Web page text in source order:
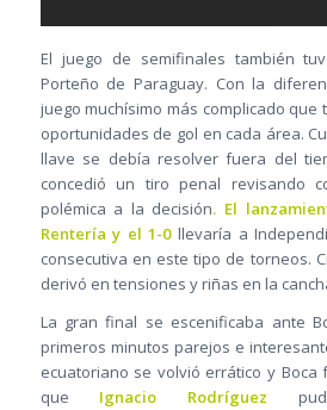
El juego de semifinales también
Porteño de Paraguay. Con la
juego muchísimo más complicado
oportunidades de gol en cada área.
llave se debía resolver fuera del
concedió un tiro penal revisando
polémica a la decisión. El
Rentería y el 1-0llevaría a
consecutiva en este tipo de torneos.
derivó en tensiones y riñas en la
La gran final se escenificaba ante
primeros minutos parejos e
ecuatoriano se volvió errático y Boca
que Ignacio Rodríguez